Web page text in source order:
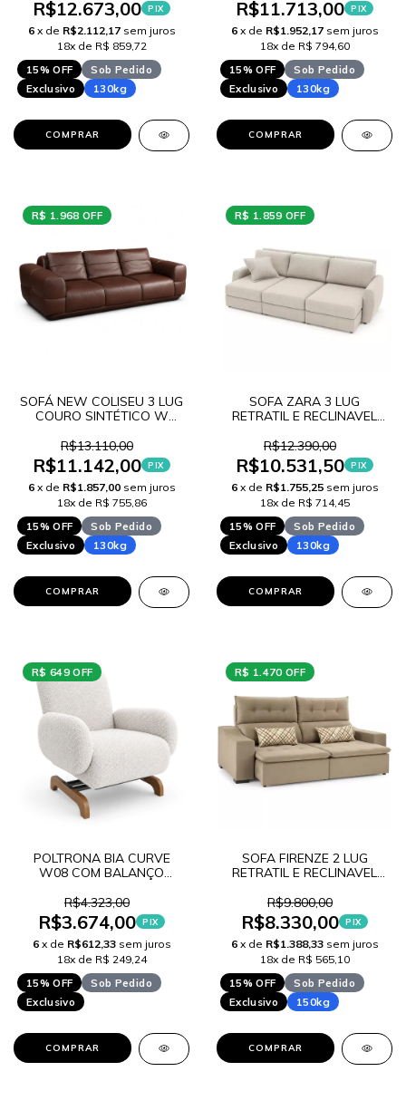
R$12.673,00 PIX
6 x de R$2.112,17 sem juros
18x de R$ 859,72
15% OFF
Sob Pedido
Exclusivo
130kg
COMPRAR
R$11.713,00 PIX
6 x de R$1.952,17 sem juros
18x de R$ 794,60
15% OFF
Sob Pedido
Exclusivo
130kg
COMPRAR
R$ 1.968 OFF
SOFÁ NEW COLISEU 3 LUG
COURO SINTÉTICO W
R$13.110,00
R$11.142,00 PIX
6 x de R$1.857,00 sem juros
18x de R$ 755,86
15% OFF
Sob Pedido
Exclusivo
130kg
COMPRAR
R$ 1.859 OFF
SOFA ZARA 3 LUG
RETRATIL E RECLINAVEL
R$12.390,00
R$10.531,50 PIX
6 x de R$1.755,25 sem juros
18x de R$ 714,45
15% OFF
Sob Pedido
Exclusivo
130kg
COMPRAR
R$ 649 OFF
POLTRONA BIA CURVE
W08 COM BALANÇO
R$4.323,00
R$3.674,00 PIX
6 x de R$612,33 sem juros
18x de R$ 249,24
15% OFF
Sob Pedido
Exclusivo
COMPRAR
R$ 1.470 OFF
SOFA FIRENZE 2 LUG
RETRATIL E RECLINAVEL
R$9.800,00
R$8.330,00 PIX
6 x de R$1.388,33 sem juros
18x de R$ 565,10
15% OFF
Sob Pedido
Exclusivo
150kg
COMPRAR